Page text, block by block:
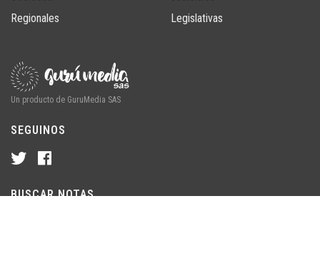
Regionales
Legislativas
Un producto de GuruMedia SAS
SEGUINOS
BUSCAR NOTAS